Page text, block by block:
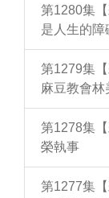
第1280集
是人生的障
第1279集
麻豆教會林
第1278集
榮執事
第1277集